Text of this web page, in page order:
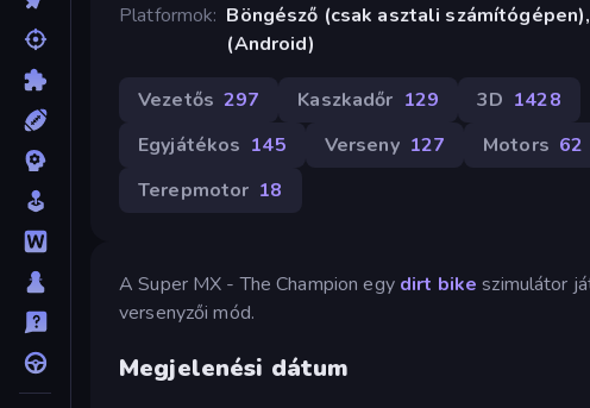
Platformok Böngésző (csak asztali
(Android)
Vezetős 297 Kaszkadőr 129 3D 1428
Egyjátékos 145 Verseny 127 Motors 62
Terepmotor 18
A Super MX - The Champion egy dirt bike szimulátor
versenyzői mód.
Megjelenési dátum